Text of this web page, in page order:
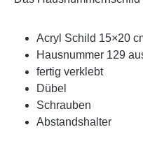
Acryl Schild 15×20
Hausnummer 129
fertig verklebt
Dübel
Schrauben
Abstandshalter